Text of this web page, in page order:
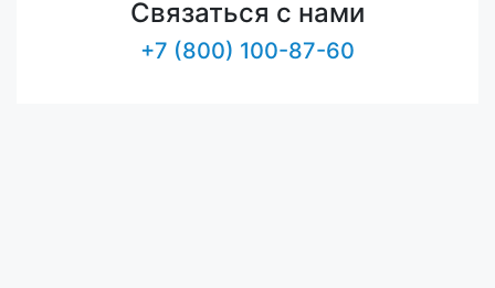
Связаться с нами
+7 (800) 100-87-60